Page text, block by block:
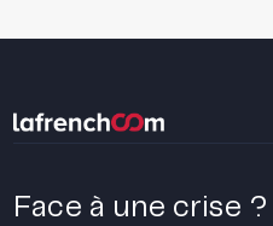
Face à une crise ?